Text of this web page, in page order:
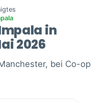
in
2026
bei Co-op